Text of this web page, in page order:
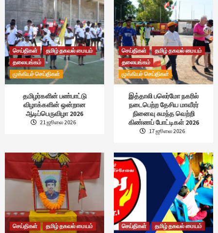
செய்திகள்
தமிழ் தகவல் மையம்
தலையங்கம்
முக்கியச் செய்திகள்
தமிழர்களின் பண்பாட்டு
விழாக்களின் ஒன்றான
ஆடிப்பெருவிழா 2026
21 ஜூலை 2026
செய்திகள்
தமிழ் தகவல் மையம்
தலையங்கம்
முக்கியச் செய்திகள்
இத்தாலி பலெர்மோ நகரில்
நடைபெற்ற தேசிய மாவீரர்
நினைவு சுமந்த வெற்றி
கிண்ணப் போட்டிகள் 2026
17 ஜூலை 2026
செய்திகள்
தமிழ் தகவல் மையம்
செய்திகள்
தமிழ் தகவல் மையம்